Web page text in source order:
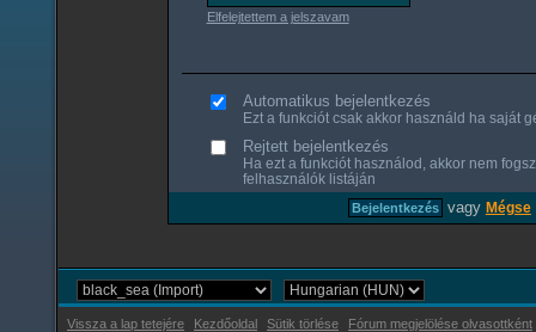
Elfelejtettem a jelszavam
Automatikus bejelentkezés
Ezt a funkciót csak akkor használd ha saját
Rejtett bejelentkezés
Ha ezt a funkciót használod, akkor nem
felhasználók listáján
vagy Mégse
Vissza a lap tetejére Kezdőoldal Sütik törlése Fórum megjelölése olvasottként